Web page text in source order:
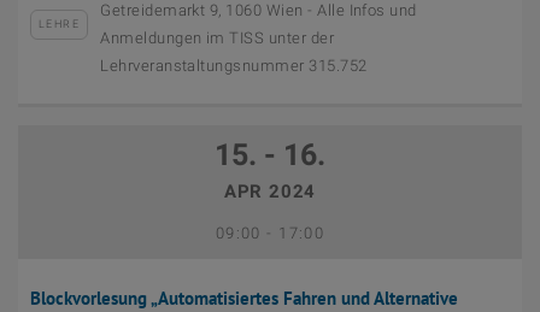
LEHRE
Getreidemarkt 9, 1060 Wien - Alle Infos und
Anmeldungen im TISS unter der
Lehrveranstaltungsnummer 315.752
September 12th, 2023
15. - 16.
APR 2024
09:00 - Bis
17:00
Blockvorlesung „Automatisiertes Fahren und Alternative